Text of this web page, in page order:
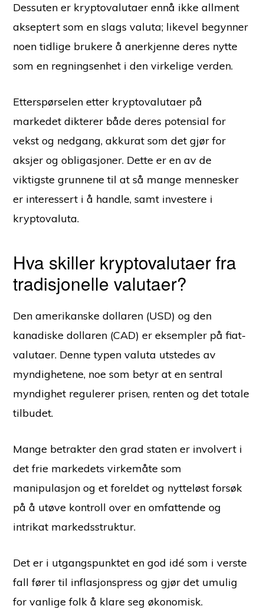
Dessuten er kryptovalutaer ennå ikke allment
akseptert som en slags valuta; likevel begynner
noen tidlige brukere å anerkjenne deres nytte
som en regningsenhet i den virkelige verden.
Etterspørselen etter kryptovalutaer på
markedet dikterer både deres potensial for
vekst og nedgang, akkurat som det gjør for
aksjer og obligasjoner. Dette er en av de
viktigste grunnene til at så mange mennesker
er interessert i å handle, samt investere i
kryptovaluta.
Hva skiller kryptovalutaer fra
tradisjonelle valutaer?
Den amerikanske dollaren (USD) og den
kanadiske dollaren (CAD) er eksempler på fiat-
valutaer. Denne typen valuta utstedes av
myndighetene, noe som betyr at en sentral
myndighet regulerer prisen, renten og det totale
tilbudet.
Mange betrakter den grad staten er involvert i
det frie markedets virkemåte som
manipulasjon og et foreldet og nytteløst forsøk
på å utøve kontroll over en omfattende og
intrikat markedsstruktur.
Det er i utgangspunktet en god idé som i verste
fall fører til inflasjonspress og gjør det umulig
for vanlige folk å klare seg økonomisk.